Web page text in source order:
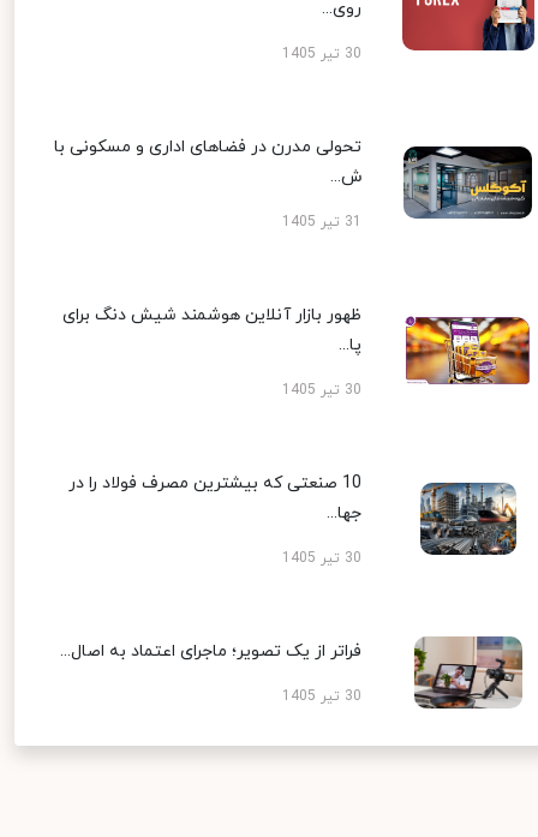
روی...
30 تیر 1405
تحولی مدرن در فضاهای اداری و مسکونی با
ش...
ظهور بازار آنلاین هوشمند شیش دنگ برای
پا...
30 تیر 1405
10 صنعتی که بیشترین مصرف فولاد را در
جها...
30 تیر 1405
فراتر از یک تصویر؛ ماجرای اعتماد به اصال...
30 تیر 1405